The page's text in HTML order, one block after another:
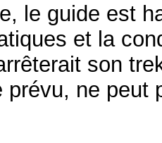
le guide est
et la
son
prévu, ne peut